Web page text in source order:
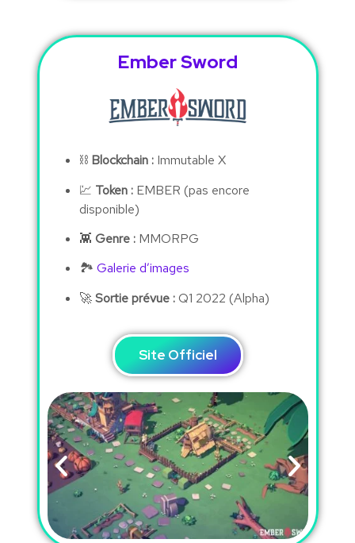
Ember Sword
⛓ Blockchain :Immutable X
💹 Token :EMBER (pas encore
disponible)
👾 Genre :MMORPG
🏞 Galerie d’images
🚀Sortie prévue :Q1 2022 (Alpha)
Site Officiel